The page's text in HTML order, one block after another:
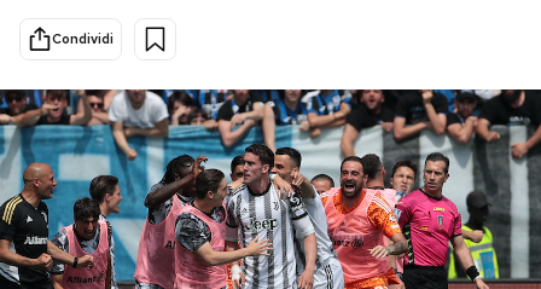
Cultura
Economia
Sport
Mondiali calcio 2026
PODCAST
NEWSLETTER
Condividi